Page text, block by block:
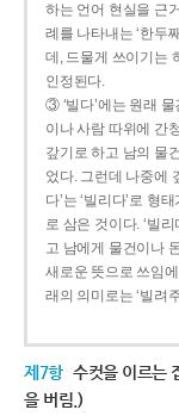
하는 언어 현실을 근
례를 나타내는 ‘한두
데, 드물게 쓰이기는
인정된다.
③ ‘빌다’에는 원래
이나 사람 따위에 간
갚기로 하고 남의 물
었다. 그런데 나중에
다’는 ‘빌리다’로 형
로 삼은 것이다. ‘빌
고 남에게 물건이나
새로운 뜻으로 쓰임
래의 의미로는 ‘빌려
제7항 수컷을 이르는
을 버림.)